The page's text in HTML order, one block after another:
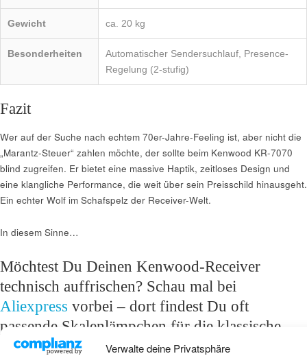
Verwalte deine Privatsphäre
Gewicht ca. 20 kg
Besonderheiten
Automatischer Sendersuchlauf, Presence-
Regelung (2-stufig)
Fazit
Wer auf der Suche nach echtem 70er-Jahre-Feeling ist, aber nicht die
„Marantz-Steuer“ zahlen möchte, der sollte beim Kenwood KR-7070
blind zugreifen. Er bietet eine massive Haptik, zeitloses Design und
eine klangliche Performance, die weit über sein Preisschild hinausgeht.
Ein echter Wolf im Schafspelz der Receiver-Welt.
In diesem Sinne…
Möchtest Du Deinen Kenwood-Receiver
technisch auffrischen? Schau mal bei
Aliexpress vorbei – dort findest Du oft
passende Skalenlämpchen für die klassische
Beleuchtung, hochwertige Kontaktsprays für